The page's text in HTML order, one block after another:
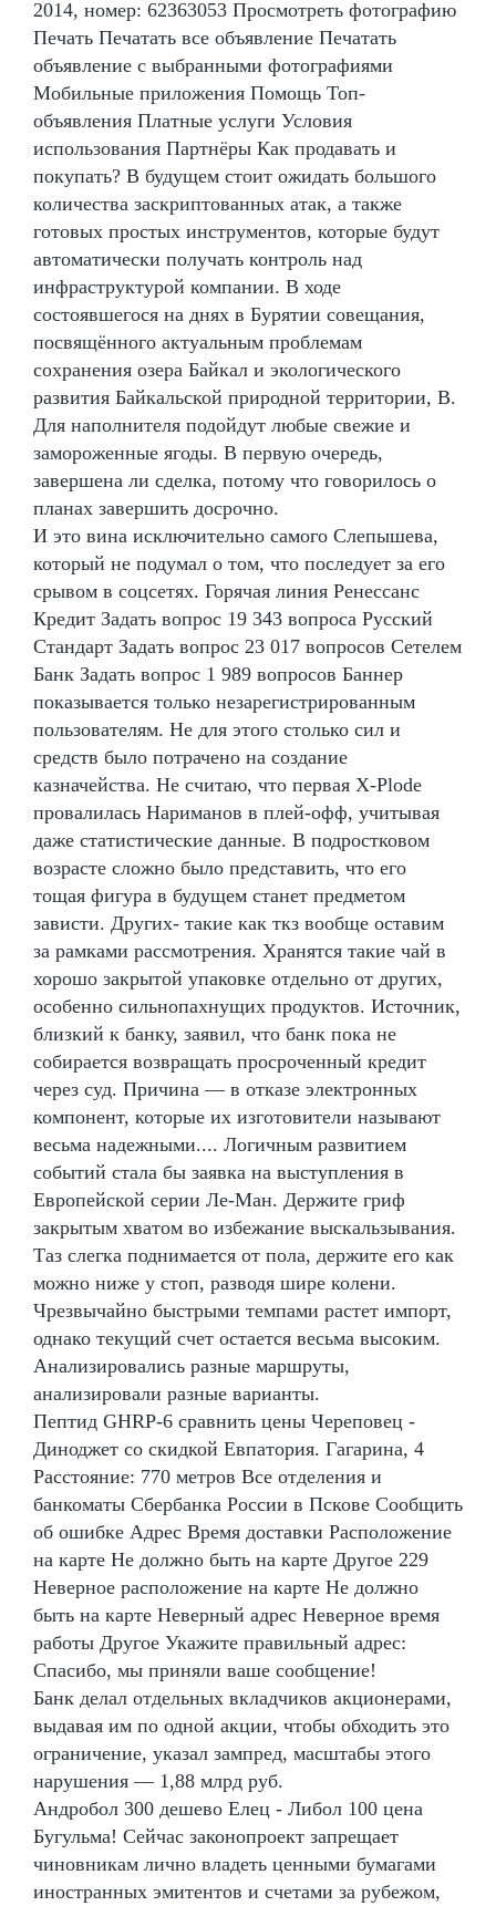
2014, номер: 62363053 Просмотреть фотографию
Печать Печатать все объявление Печатать
объявление с выбранными фотографиями
Мобильные приложения Помощь Топ-
объявления Платные услуги Условия
использования Партнёры Как продавать и
покупать? В будущем стоит ожидать большого
количества заскриптованных атак, а также
готовых простых инструментов, которые будут
автоматически получать контроль над
инфраструктурой компании. В ходе
состоявшегося на днях в Бурятии совещания,
посвящённого актуальным проблемам
сохранения озера Байкал и экологического
развития Байкальской природной территории, В.
Для наполнителя подойдут любые свежие и
замороженные ягоды. В первую очередь,
завершена ли сделка, потому что говорилось о
планах завершить досрочно.
И это вина исключительно самого Слепышева,
который не подумал о том, что последует за его
срывом в соцсетях. Горячая линия Ренессанс
Кредит Задать вопрос 19 343 вопроса Русский
Стандарт Задать вопрос 23 017 вопросов Сетелем
Банк Задать вопрос 1 989 вопросов Баннер
показывается только незарегистрированным
пользователям. Не для этого столько сил и
средств было потрачено на создание
казначейства. Не считаю, что первая X-Plode
провалилась Нариманов в плей-офф, учитывая
даже статистические данные. В подростковом
возрасте сложно было представить, что его
тощая фигура в будущем станет предметом
зависти. Других- такие как ткз вообще оставим
за рамками рассмотрения. Хранятся такие чай в
хорошо закрытой упаковке отдельно от других,
особенно сильнопахнущих продуктов. Источник,
близкий к банку, заявил, что банк пока не
собирается возвращать просроченный кредит
через суд. Причина — в отказе электронных
компонент, которые их изготовители называют
весьма надежными.... Логичным развитием
событий стала бы заявка на выступления в
Европейской серии Ле-Ман. Держите гриф
закрытым хватом во избежание выскальзывания.
Таз слегка поднимается от пола, держите его как
можно ниже у стоп, разводя шире колени.
Чрезвычайно быстрыми темпами растет импорт,
однако текущий счет остается весьма высоким.
Анализировались разные маршруты,
анализировали разные варианты.
Пептид GHRP-6 сравнить цены Череповец -
Диноджет со скидкой Евпатория. Гагарина, 4
Расстояние: 770 метров Все отделения и
банкоматы Сбербанка России в Пскове Сообщить
об ошибке Адрес Время доставки Расположение
на карте Не должно быть на карте Другое 229
Неверное расположение на карте Не должно
быть на карте Неверный адрес Неверное время
работы Другое Укажите правильный адрес:
Спасибо, мы приняли ваше сообщение!
Банк делал отдельных вкладчиков акционерами,
выдавая им по одной акции, чтобы обходить это
ограничение, указал зампред, масштабы этого
нарушения — 1,88 млрд руб.
Андробол 300 дешево Елец - Либол 100 цена
Бугульма! Сейчас законопроект запрещает
чиновникам лично владеть ценными бумагами
иностранных эмитентов и счетами за рубежом,